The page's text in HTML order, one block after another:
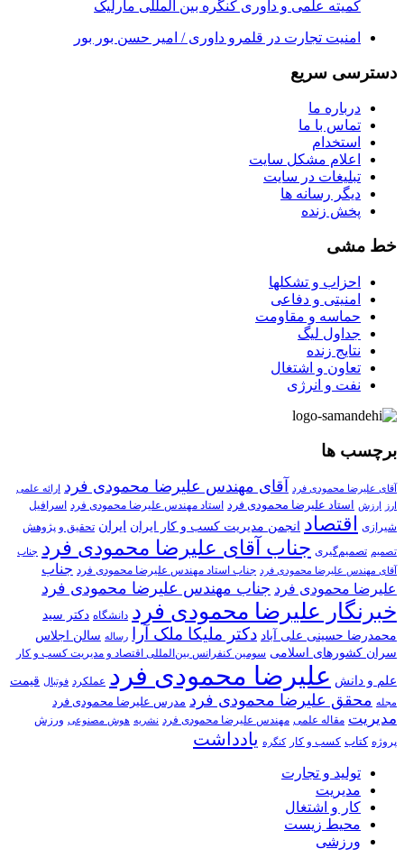
کمیته علمی و داوری کنگره بین المللی مارلیک
امنیت تجارت در قلمرو داوری / امیر حسن بور بور
دسترسی سریع
درباره ما
تماس با ما
استخدام
اعلام مشکل سایت
تبلیغات در سایت
ديگر رسانه ها
پخش زنده
خط مشی
احزاب و تشکلها
امنیتی و دفاعی
حماسه و مقاومت
جداول لیگ
نتایج زنده
تعاون و اشتغال
نفت و انرژی
برچسب ها
آقای علیرضا محمودی فرد آقای مهندس علیرضا محمودی فرد
ارائه علمی
ارز
ارزش استاد علیرضا محمودی فرد استاد مهندس علیرضا محمودی فرد
اسرافیل
شیرازی
اقتصاد انجمن مدیریت کسب و کار ایران ایران تحقیق و پژوهش
تصمیم تصمیم‌گیری جناب آقای علیرضا محمودی فرد جناب
آقای مهندس علیرضا محمودی فرد جناب استاد مهندس علیرضا محمودی فرد جناب
علیرضا محمودی فرد جناب مهندس علیرضا محمودی فرد
خبرنگار علیرضا محمودی فرد دانشگاه دکتر سید
محمدرضا حسینی علی آباد دکتر ملیکا ملک آرا رساله سالن اجلاس
سران کشورهای اسلامی سومین کنفرانس بین‌المللی اقتصاد و مدیریت کسب و کار
علم و دانش علیرضا محمودی فرد عملکرد فوتبال قیمت
مجله محقق علیرضا محمودی فرد مدرس علیرضا محمودی فرد
مدیریت مقاله علمی مهندس علیرضا محمودی فرد نشریه هوش مصنوعی ورزش
پروژه کتاب کسب و کار کنگره یادداشت
تولید و تجارت
مدیریت
کار و اشتغال
محیط زیست
ورزشی